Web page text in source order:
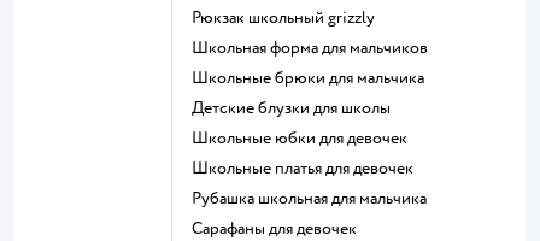
Рюкзак школьный grizzly
Школьная форма для мальчиков
Школьные брюки для мальчика
Детские блузки для школы
Школьные юбки для девочек
Школьные платья для девочек
Рубашка школьная для мальчика
Сарафаны для девочек